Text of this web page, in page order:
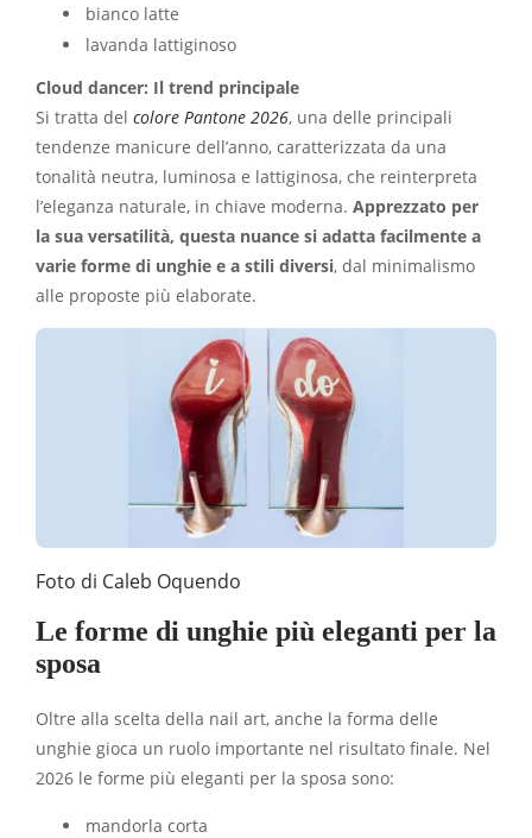
bianco latte
lavanda lattiginoso
Cloud dancer: Il trend principale
Si tratta del colore Pantone 2026, una delle principali
tendenze manicure dell’anno, caratterizzata da una
tonalità neutra, luminosa e lattiginosa, che reinterpreta
l’eleganza naturale, in chiave moderna. Apprezzato per
la sua versatilità, questa nuance si adatta facilmente a
varie forme di unghie e a stili diversi, dal minimalismo
alle proposte più elaborate.
Foto di Caleb Oquendo
Le forme di unghie più eleganti per la
sposa
Oltre alla scelta della nail art, anche la forma delle
unghie gioca un ruolo importante nel risultato finale. Nel
2026 le forme più eleganti per la sposa sono:
mandorla corta